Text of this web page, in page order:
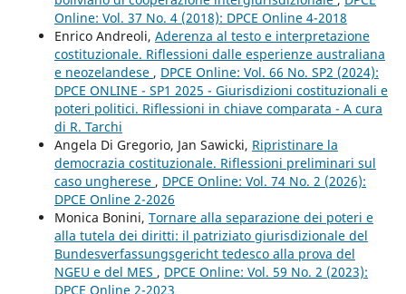
Online: Vol. 37 No. 4 (2018): DPCE Online 4-2018
Enrico Andreoli, Aderenza al testo e interpretazione
costituzionale. Riflessioni dalle esperienze australiana
e neozelandese , DPCE Online: Vol. 66 No. SP2 (2024):
DPCE ONLINE - SP1 2025 - Giurisdizioni costituzionali e
poteri politici. Riflessioni in chiave comparata - A cura
di R. Tarchi
Angela Di Gregorio, Jan Sawicki, Ripristinare la
democrazia costituzionale. Riflessioni preliminari sul
caso ungherese , DPCE Online: Vol. 74 No. 2 (2026):
DPCE Online 2-2026
Monica Bonini, Tornare alla separazione dei poteri e
alla tutela dei diritti: il patriziato giurisdizionale del
Bundesverfassungsgericht tedesco alla prova del
NGEU e del MES , DPCE Online: Vol. 59 No. 2 (2023):
DPCE Online 2-2023